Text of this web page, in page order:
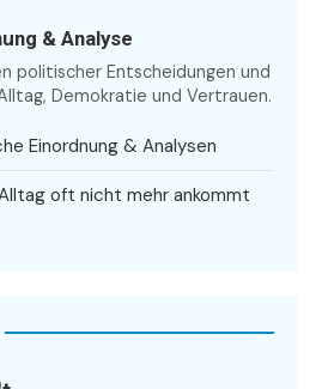
& Analyse
politischer Entscheidungen und
Demokratie und Vertrauen.
Einordnung & Analysen
oft nicht mehr ankommt